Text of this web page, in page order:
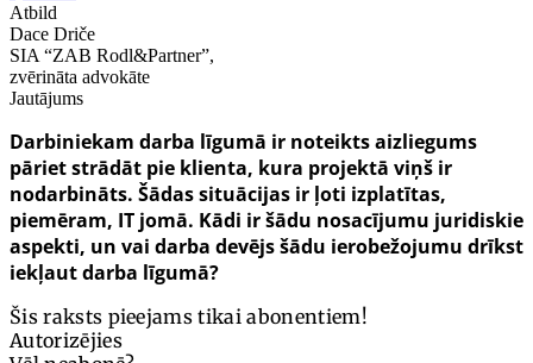
Atbild
Dace Driče
SIA “ZAB Rodl&Partner”,
zvērināta advokāte
Jautājums
Darbiniekam darba līgumā ir noteikts aizliegums
pāriet strādāt pie klienta, kura projektā viņš ir
nodarbināts. Šādas situācijas ir ļoti izplatītas,
piemēram, IT jomā. Kādi ir šādu nosacījumu juridiskie
aspekti, un vai darba devējs šādu ierobežojumu drīkst
iekļaut darba līgumā?
Šis raksts pieejams tikai abonentiem!
Autorizējies